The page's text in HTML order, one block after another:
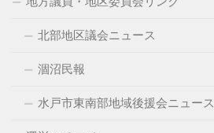
北部地区議会ニュース
涸沼民報
水戸市東南部地域後援会ニュース